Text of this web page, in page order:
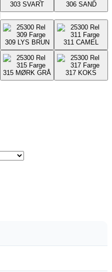
303 SVART 306 SAND
309 LYS BRUN 311 CAMEL
315 MØRK GRÅ 317 KOKS